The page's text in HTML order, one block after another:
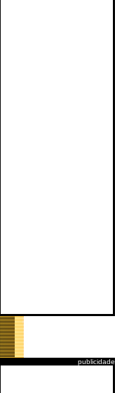
publicidade